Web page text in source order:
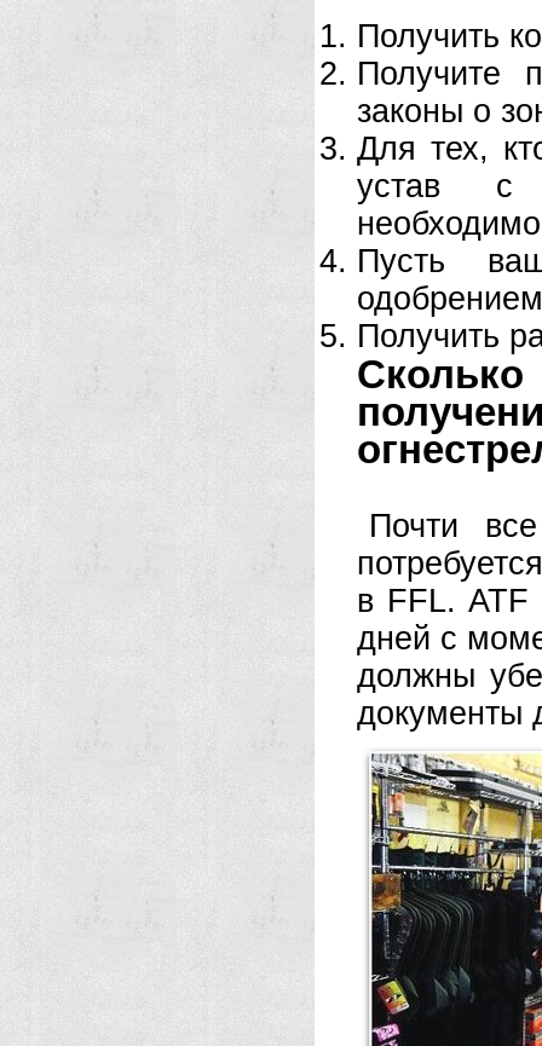
Получить
Получите
законы о
Для тех,
устав с
Пусть
Получить
Сколько
Почти
в FFL. ATF
дней с
должны
документы